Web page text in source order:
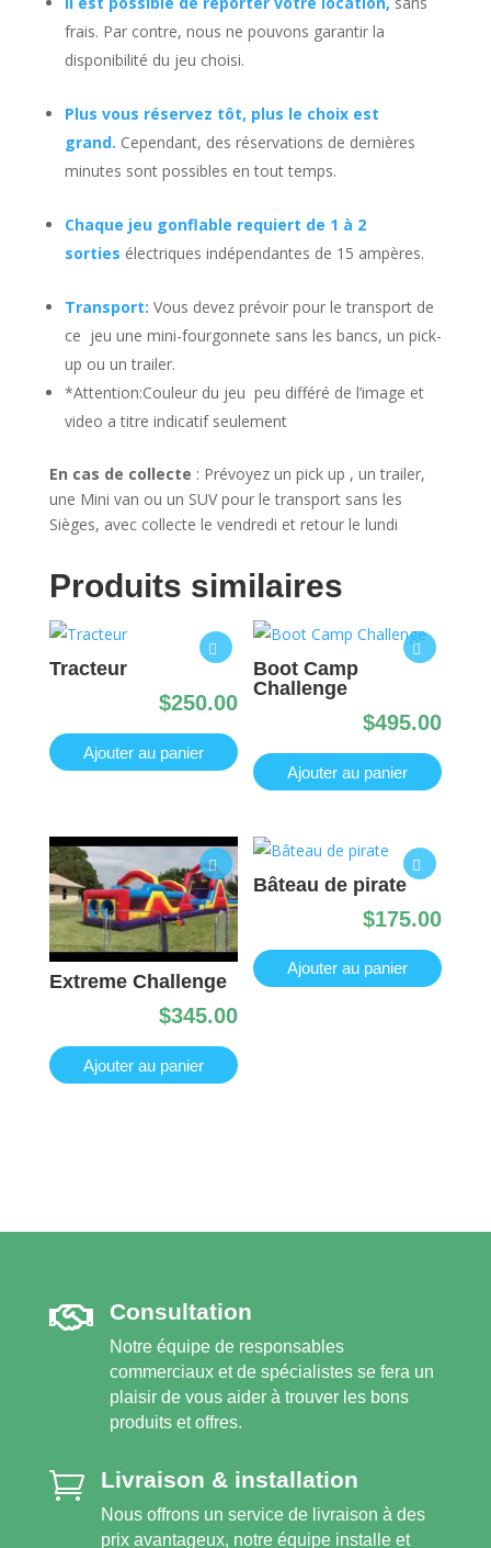
frais. Par contre, nous ne pouvons garantir la
disponibilité du jeu choisi.
Plus vous réservez tôt, plus le choix est
grand. Cependant, des réservations de dernières
minutes sont possibles en tout temps.
Chaque jeu gonflable requiert de 1 à 2
sorties électriques indépendantes de 15 ampères.
Transport: Vous devez prévoir pour le transport de
ce jeu une mini-fourgonnete sans les bancs, un pick-
up ou un trailer.
*Attention:Couleur du jeu peu différé de l’image et
video a titre indicatif seulement
En cas de collecte : Prévoyez un pick up , un trailer,
une Mini van ou un SUV pour le transport sans les
Sièges, avec collecte le vendredi et retour le lundi
Produits similaires
Tracteur
$250.00
Ajouter au panier
Boot Camp
Challenge
$495.00
Ajouter au panier
Extreme Challenge
$345.00
Ajouter au panier
Bâteau de pirate
$175.00
Ajouter au panier
 Сonsultation
Notre équipe de responsables
commerciaux et de spécialistes se fera un
plaisir de vous aider à trouver les bons
produits et offres.
 Livraison & installation
Nous offrons un service de livraison à des
prix avantageux, notre équipe installe et